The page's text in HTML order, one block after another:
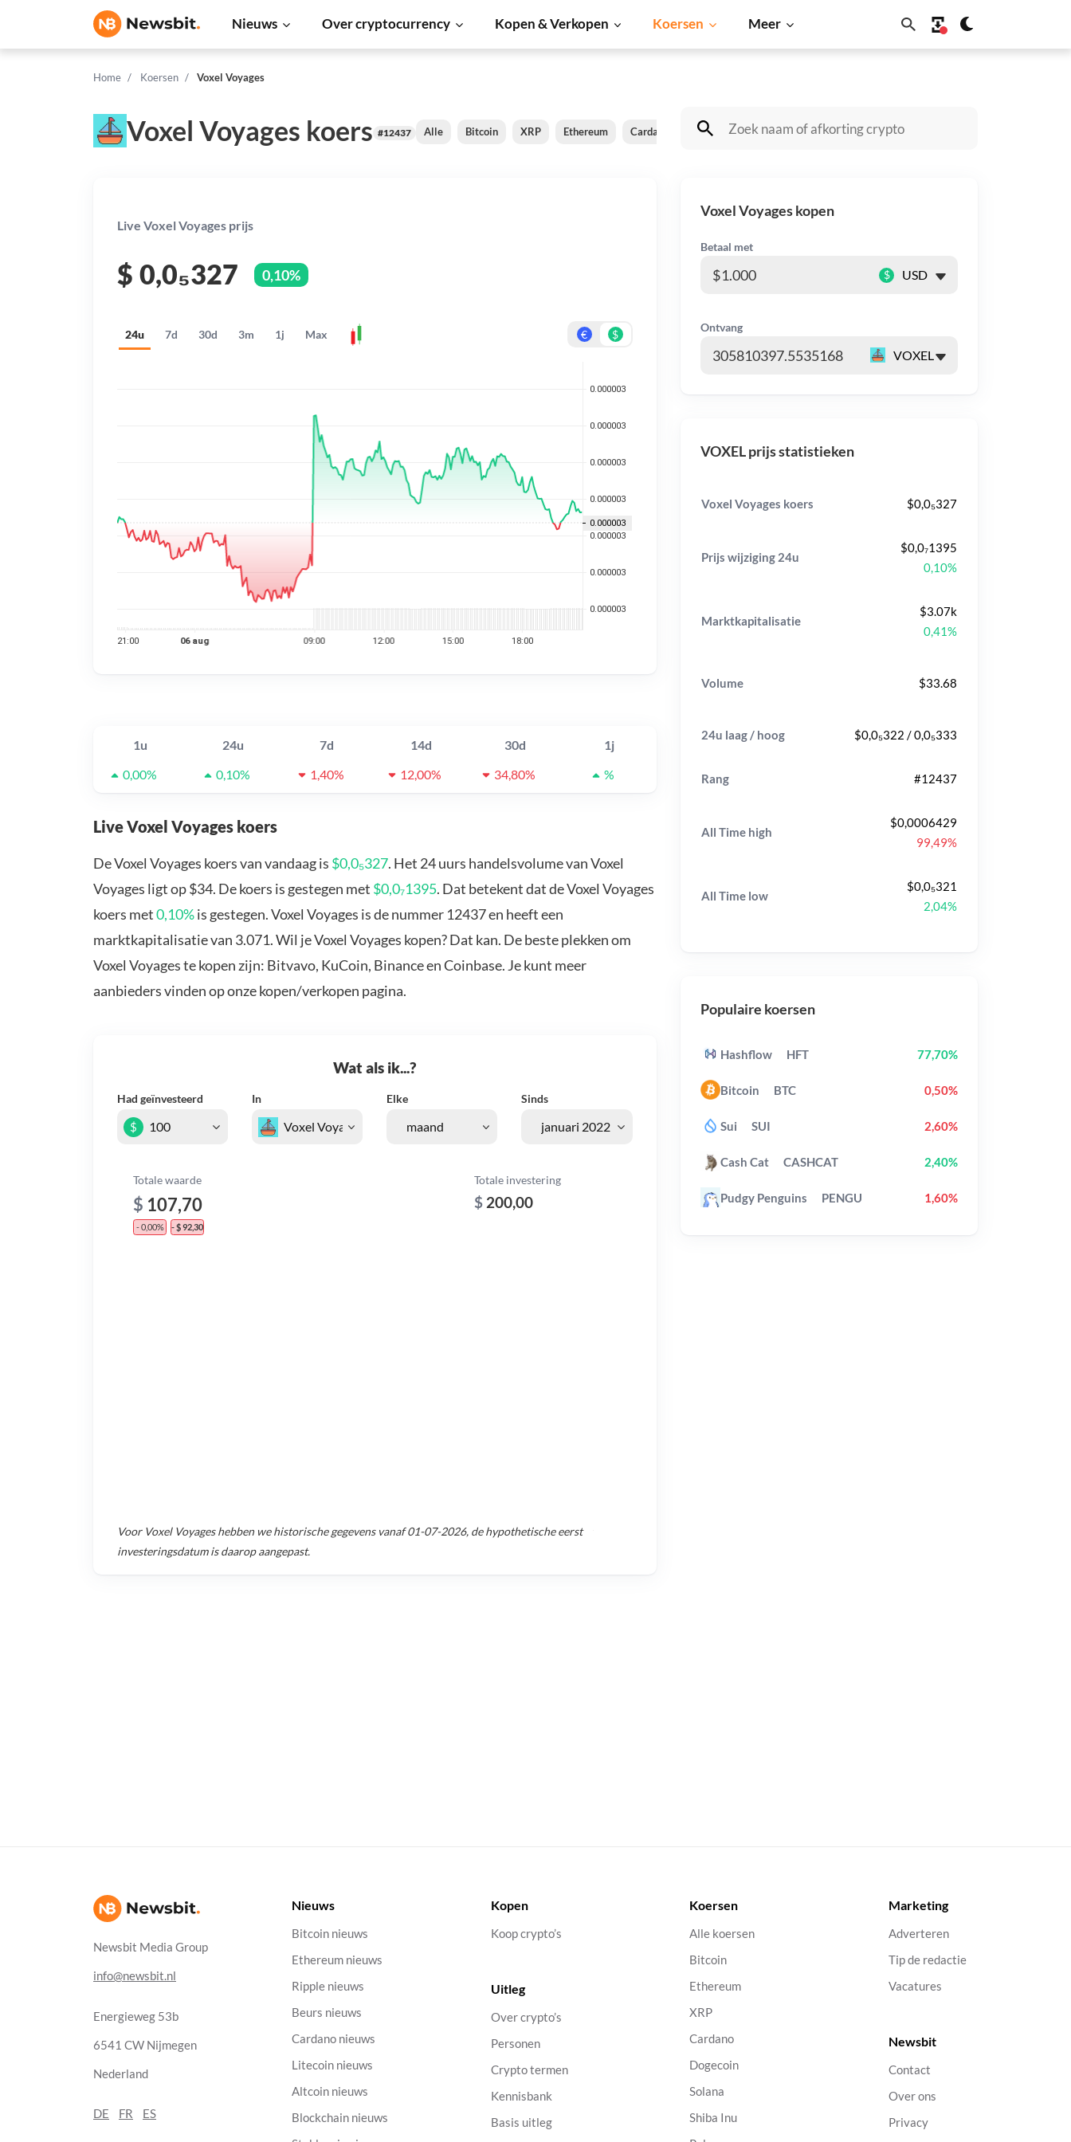
Nieuws Over cryptocurrency Kopen & Verkopen Koersen Meer
Home Koersen Voxel Voyages
Voxel Voyages koers #12437 Alle Bitcoin XRP Ethereum Cardano Shiba Inu Dogecoin Solana BNB
Live Voxel Voyages prijs
$ 0,0₅327 0,10%
24u 7d 30d 3m 1j Max € $
1u 24u 7d 14d 30d
1j
0,00%
0,10% 1,40% 12,00% 34,80% %
Live Voxel Voyages koers
De Voxel Voyages koers van vandaag is $0,0₅327. Het 24 uurs handelsvolume van Voxel
Voyages ligt op $34. De koers is gestegen met $0,0₇1395. Dat betekent dat de Voxel Voyages
koers met0,10%is gestegen. Voxel Voyages is de nummer 12437 en heeft een
marktkapitalisatie van 3.071. Wil je Voxel Voyages kopen? Dat kan. De beste plekken om
Voxel Voyages te kopen zijn: Bitvavo, KuCoin, Binance en Coinbase. Je kunt meer
aanbieders vinden op onze kopen/verkopen pagina.
Wat als ik...?
Had geïnvesteerd In Elke Sinds
$
Totale waarde
$ 107,70
- 0,00% - $ 92,30
Totale investering
$ 200,00
Voor Voxel Voyageshebben we historische gegevens vanaf01-07-2026, de hypothetische eerst
investeringsdatum is daarop aangepast.
Voxel Voyages kopen
Betaal met
$
Ontvang
VOXEL prijs statistieken
Voxel Voyages koers $0,0₅327
Prijs wijziging 24u
$0,0₇1395
0,10%
Marktkapitalisatie
$3.07k
0,41%
Volume $33.68
24u laag / hoog $0,0₅322 / 0,0₅333
Rang #12437
All Time high
$0,0006429
99,49%
All Time low
$0,0₅321
2,04%
Populaire koersen
Hashflow HFT 77,70%
Bitcoin BTC 0,50%
Sui SUI 2,60%
Cash Cat CASHCAT 2,40%
Pudgy Penguins PENGU 1,60%
Newsbit Media Group
info@newsbit.nl
Energieweg 53b
6541 CW Nijmegen
Nederland
DE FR ES
Nieuws
Bitcoin nieuws
Ethereum nieuws
Ripple nieuws
Beurs nieuws
Cardano nieuws
Litecoin nieuws
Altcoin nieuws
Blockchain nieuws
Kopen
Koop crypto’s
Uitleg
Over crypto’s
Personen
Crypto termen
Kennisbank
Basis uitleg
Koersen
Alle koersen
Bitcoin
Ethereum
XRP
Cardano
Dogecoin
Solana
Shiba Inu
Marketing
Adverteren
Tip de redactie
Vacatures
Newsbit
Contact
Over ons
Privacy